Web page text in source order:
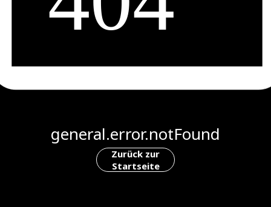
general.error.notFound
Zurück zur
Startseite